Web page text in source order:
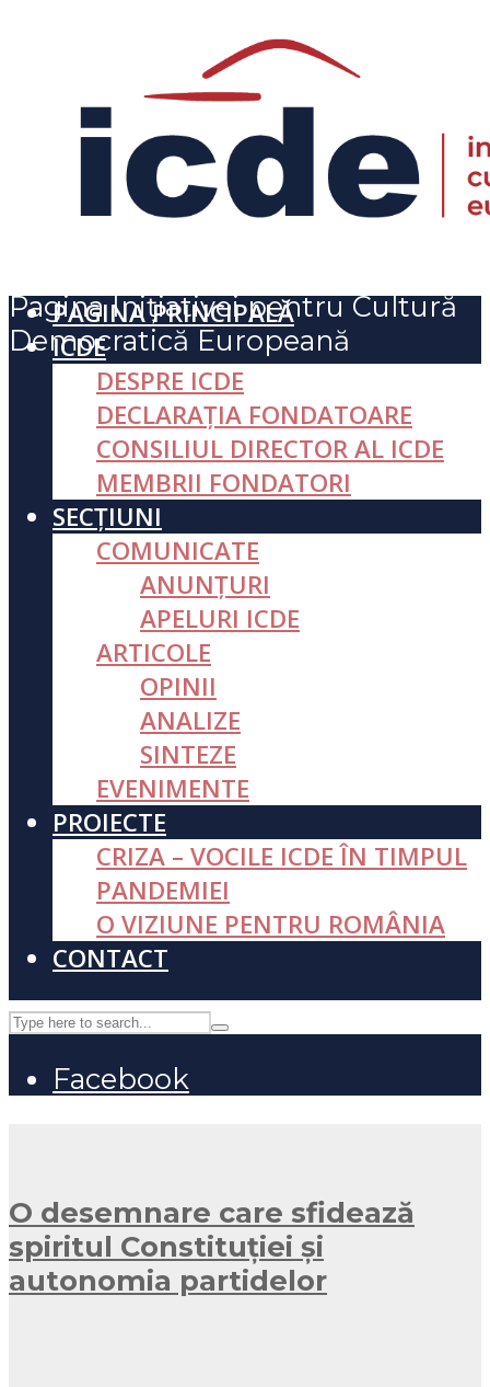
Pagina Inițiativei pentru Cultură
Democratică Europeană
PAGINA PRINCIPALĂ
ICDE
DESPRE ICDE
DECLARAȚIA FONDATOARE
CONSILIUL DIRECTOR AL ICDE
MEMBRII FONDATORI
SECȚIUNI
COMUNICATE
ANUNȚURI
APELURI ICDE
ARTICOLE
OPINII
ANALIZE
SINTEZE
EVENIMENTE
PROIECTE
CRIZA – VOCILE ICDE ÎN TIMPUL
PANDEMIEI
O VIZIUNE PENTRU ROMÂNIA
CONTACT
Facebook
O desemnare care sfidează
spiritul Constituției și
autonomia partidelor